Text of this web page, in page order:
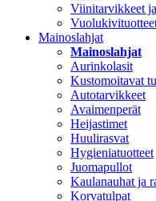
Viinitarvikkeet
Mainoslahjat
Mainoslahjat
Aurinkolasit
Kustomoitavat
Autotarvikkeet
Avaimenperät
Heijastimet
Huulirasvat
Hygieniatuotteet
Juomapullot
Kaulanauhat ja
Korvatulpat